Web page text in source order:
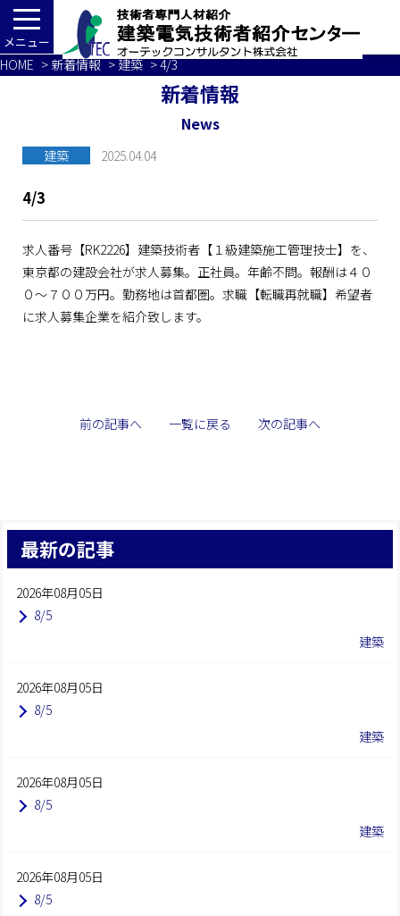
メニュー
HOME > 新着情報 >建築 > 4/3
新着情報
News
建築 2025.04.04
4/3
求人番号【RK2226】建築技術者【１級建築施工管理技士】を、
東京都の建設会社が求人募集。正社員。年齢不問。報酬は４０
０～７００万円。勤務地は首都圏。求職【転職再就職】希望者
に求人募集企業を紹介致します。
前の記事へ 一覧に戻る 次の記事へ
最新の記事
2026年08月05日
8/5
建築
2026年08月05日
8/5
建築
2026年08月05日
8/5
建築
2026年08月05日
8/5